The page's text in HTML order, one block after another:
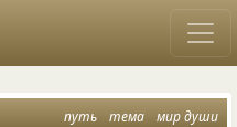
путь тема мир души